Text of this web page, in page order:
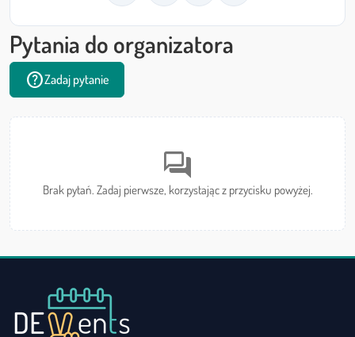
Pytania do organizatora
helpZadaj pytanie
forum
Brak pytań. Zadaj pierwsze, korzystając z przycisku powyżej.